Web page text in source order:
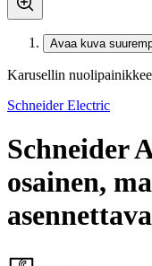
Avaa kuva
Karusellin
Schneider Electric
Schneider
osainen,